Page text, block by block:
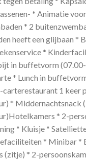
* Animatie
* 2
heeft een glijbaan *
*
in buffetvorm
* Lunch in
1 keer
* Middernachtsnack
* 2-
* Kluisje *
* Minibar *
* 2-